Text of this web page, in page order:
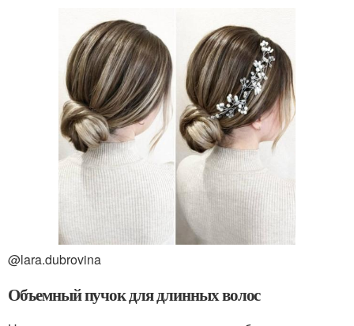
@lara.dubrovina
Объемный пучок для длинных волос